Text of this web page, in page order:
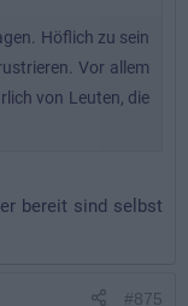
Höflich zu sein
Vor allem
von Leuten, die
bereit sind selbst
#875